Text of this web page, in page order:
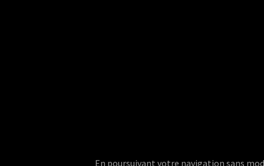
En poursuivant votre navigation sans